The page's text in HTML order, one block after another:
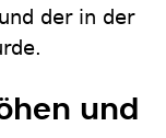
der in der
und